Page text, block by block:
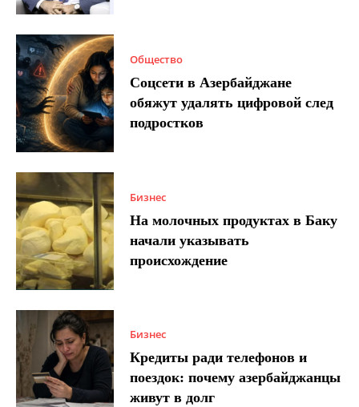
Общество
Соцсети в Азербайджане
обяжут удалять цифровой след
подростков
Бизнес
На молочных продуктах в Баку
начали указывать
происхождение
Бизнес
Кредиты ради телефонов и
поездок: почему азербайджанцы
живут в долг